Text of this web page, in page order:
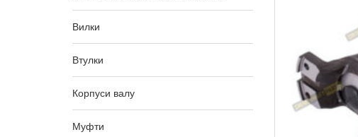
Вилки
Втулки
Корпуси валу
Муфти